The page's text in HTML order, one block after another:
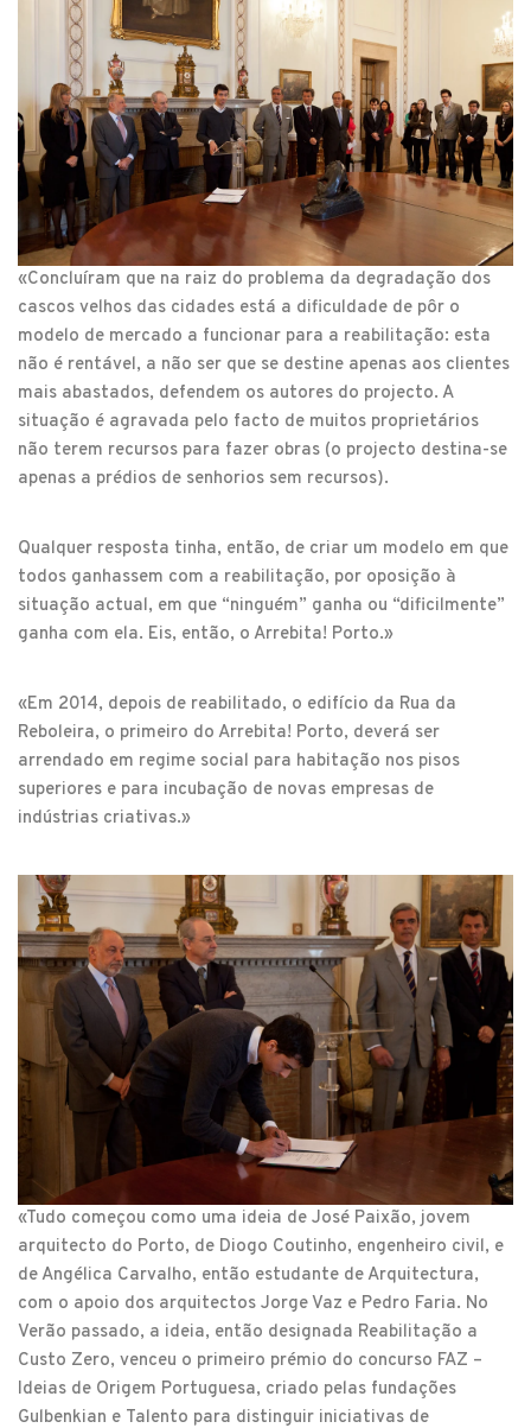
«Concluíram que na raiz do problema da degradação dos
cascos velhos das cidades está a dificuldade de pôr o
modelo de mercado a funcionar para a reabilitação: esta
não é rentável, a não ser que se destine apenas aos clientes
mais abastados, defendem os autores do projecto. A
situação é agravada pelo facto de muitos proprietários
não terem recursos para fazer obras (o projecto destina-se
apenas a prédios de senhorios sem recursos).
Qualquer resposta tinha, então, de criar um modelo em que
todos ganhassem com a reabilitação, por oposição à
situação actual, em que “ninguém” ganha ou “dificilmente”
ganha com ela. Eis, então, o Arrebita! Porto.»
«Em 2014, depois de reabilitado, o edifício da Rua da
Reboleira, o primeiro do Arrebita! Porto, deverá ser
arrendado em regime social para habitação nos pisos
superiores e para incubação de novas empresas de
indústrias criativas.»
«Tudo começou como uma ideia de José Paixão, jovem
arquitecto do Porto, de Diogo Coutinho, engenheiro civil, e
de Angélica Carvalho, então estudante de Arquitectura,
com o apoio dos arquitectos Jorge Vaz e Pedro Faria. No
Verão passado, a ideia, então designada Reabilitação a
Custo Zero, venceu o primeiro prémio do concurso FAZ –
Ideias de Origem Portuguesa, criado pelas fundações
Gulbenkian e Talento para distinguir iniciativas de